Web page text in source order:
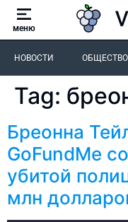
меню
НОВОСТИ ОБЩЕСТВО
Tag:
Бреонна
GoFundMe
убитой
млн